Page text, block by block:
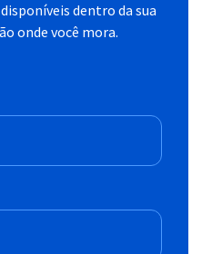
dentro da sua
onde você mora.